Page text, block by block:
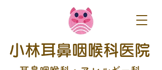
小林耳鼻咽喉科医院